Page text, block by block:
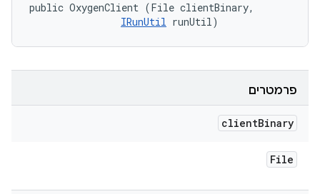
public OxygenClient (File clientBinary,
IRunUtil runUtil)
פרמטרים
clientBinary
File